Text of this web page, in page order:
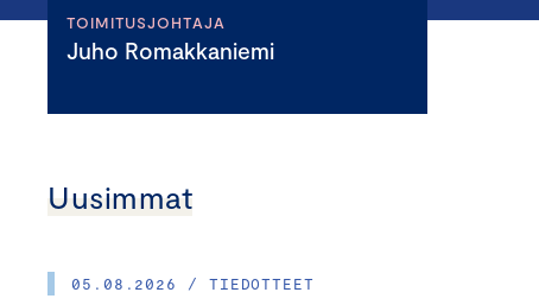
TOIMITUSJOHTAJA
Juho Romakkaniemi
Uusimmat
05.08.2026 / TIEDOTTEET